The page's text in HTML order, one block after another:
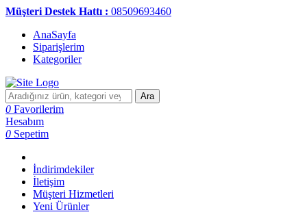
Müşteri Destek Hattı : 08509693460
AnaSayfa
Siparişlerim
Kategoriler
Ara
0 Favorilerim
Hesabım
0 Sepetim
İndirimdekiler
İletişim
Müşteri Hizmetleri
Yeni Ürünler